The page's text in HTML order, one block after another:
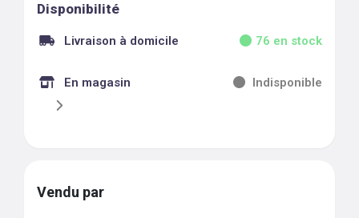
Disponibilité
Livraison à domicile 76 en stock
En magasin Indisponible
Vendu par